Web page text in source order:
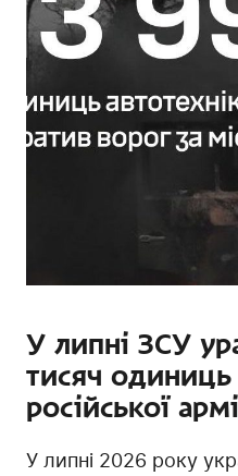
У липні ЗСУ
тисяч одиниць
російської
У липні 2026 року